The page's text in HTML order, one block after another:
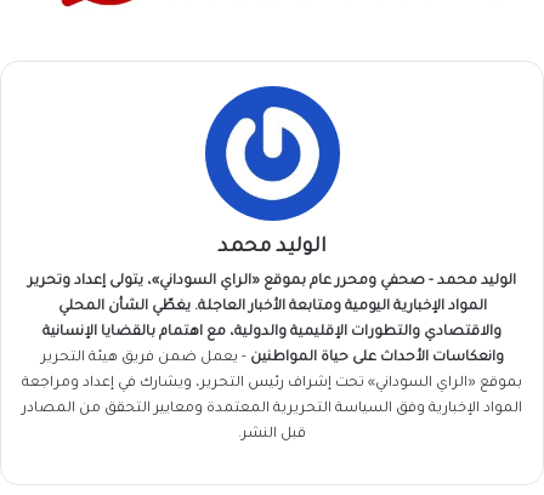
الوليد محمد
الوليد محمد - صحفي ومحرر عام بموقع «الراي السوداني»، يتولى إعداد وتحرير
المواد الإخبارية اليومية ومتابعة الأخبار العاجلة. يغطّي الشأن المحلي
والاقتصادي والتطورات الإقليمية والدولية، مع اهتمام بالقضايا الإنسانية
وانعكاسات الأحداث على حياة المواطنين - يعمل ضمن فريق هيئة التحرير
بموقع «الراي السوداني» تحت إشراف رئيس التحرير، ويشارك في إعداد ومراجعة
المواد الإخبارية وفق السياسة التحريرية المعتمدة ومعايير التحقق من المصادر
قبل النشر.